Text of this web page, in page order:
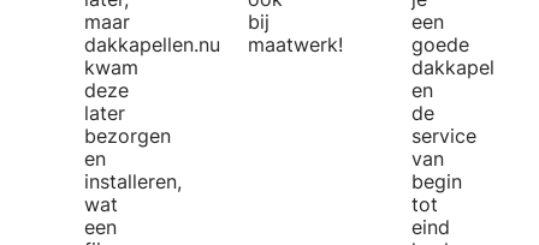
maar
dakkapellen.nu
kwam
deze
later
bezorgen
en
installeren,
wat
een
bij
maatwerk!
een
goede
dakkapel
en
de
service
van
begin
tot
eind